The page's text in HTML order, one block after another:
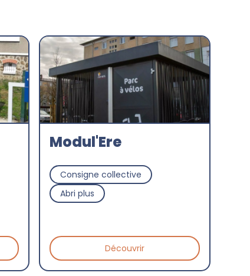
Modul'Ere
Consigne collective
Abri plus
Découvrir